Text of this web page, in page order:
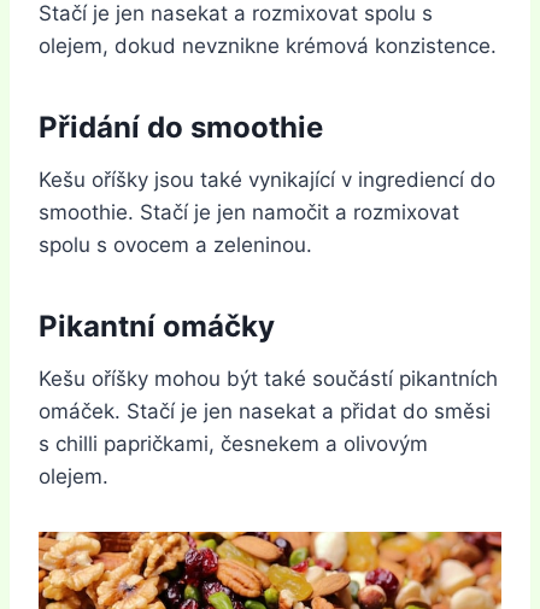
Stačí je jen nasekat a rozmixovat spolu s
olejem, dokud nevznikne krémová konzistence.
Přidání do smoothie
Kešu oříšky jsou také vynikající v ingrediencí do
smoothie. Stačí je jen namočit a rozmixovat
spolu s ovocem a zeleninou.
Pikantní omáčky
Kešu oříšky mohou být také součástí pikantních
omáček. Stačí je jen nasekat a přidat do směsi
s chilli papričkami, česnekem a olivovým
olejem.